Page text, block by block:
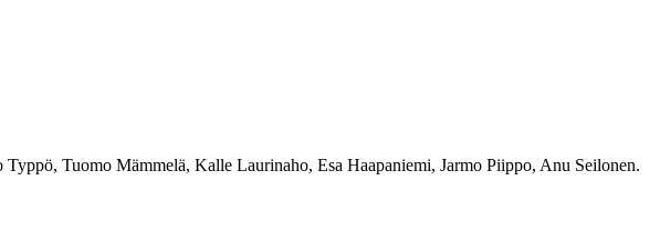
Tuomo Mämmelä, Kalle Laurinaho, Esa Haapaniemi, Jarmo Piippo, Anu Seilonen.